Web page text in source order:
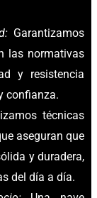
Garantizamos
las normativas
y resistencia
confianza.
técnicas
aseguran que
y duradera,
del día a día.